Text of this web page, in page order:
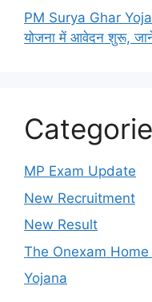
PM Surya Ghar
योजना में आवेदन शुरू,
MP Exam Update
New Recruitment
New Result
The Onexam Home
Yojana